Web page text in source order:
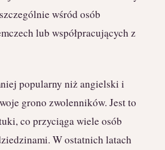
wśród osób
lub współpracujących z
popularny niż angielski i
grono zwolenników. Jest to
co przyciąga wiele osób
W ostatnich latach